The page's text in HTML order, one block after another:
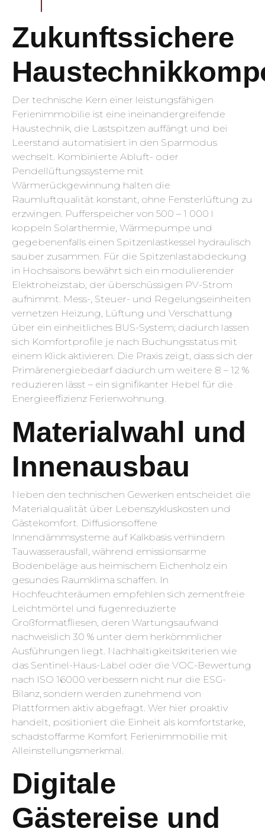
Zukunftssichere
Der technische Kern einer leistungsfähigen
Ferienimmobilie ist eine ineinandergreifende
Haustechnik, die Lastspitzen auffängt und bei
Leerstand automatisiert in den Sparmodus
wechselt. Kombinierte Abluft- oder
Pendellüftungssysteme mit
Wärmerückgewinnung halten die
Raumluftqualität konstant, ohne Fensterlüftung zu
erzwingen. Pufferspeicher von 500 – 1 000 l
koppeln Solarthermie, Wärmepumpe und
gegebenenfalls einen Spitzenlastkessel hydraulisch
sauber zusammen. Für die Spitzenlastabdeckung
in Hochsaisons bewährt sich ein modulierender
Elektroheizstab, der überschüssigen PV-Strom
aufnimmt. Mess-, Steuer- und Regelungseinheiten
vernetzen Heizung, Lüftung und Verschattung
über ein einheitliches BUS-System; dadurch lassen
sich Komfortprofile je nach Buchungsstatus mit
einem Klick aktivieren. Die Praxis zeigt, dass sich der
Primärenergiebedarf dadurch um weitere 8 – 12 %
reduzieren lässt – ein signifikanter Hebel für die
Energieeffizienz Ferienwohnung.
Materialwahl und
Innenausbau
Neben den technischen Gewerken entscheidet die
Materialqualität über Lebenszykluskosten und
Gästekomfort. Diffusionsoffene
Innendämmsysteme auf Kalkbasis verhindern
Tauwasserausfall, während emissionsarme
Bodenbeläge aus heimischem Eichenholz ein
gesundes Raumklima schaffen. In
Hochfeuchteräumen empfehlen sich zementfreie
Leichtmörtel und fugenreduzierte
Großformatfliesen, deren Wartungsaufwand
nachweislich 30 % unter dem herkömmlicher
Ausführungen liegt. Nachhaltigkeitskriterien wie
das Sentinel-Haus-Label oder die VOC-Bewertung
nach ISO 16000 verbessern nicht nur die ESG-
Bilanz, sondern werden zunehmend von
Plattformen aktiv abgefragt. Wer hier proaktiv
handelt, positioniert die Einheit als komfortstarke,
schadstoffarme Komfort Ferienimmobilie mit
Alleinstellungsmerkmal.
Digitale
Gästereise und